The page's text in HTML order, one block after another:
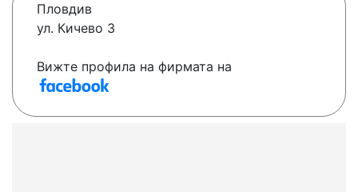
Пловдив
ул. Кичево 3
Вижте профила на фирмата на